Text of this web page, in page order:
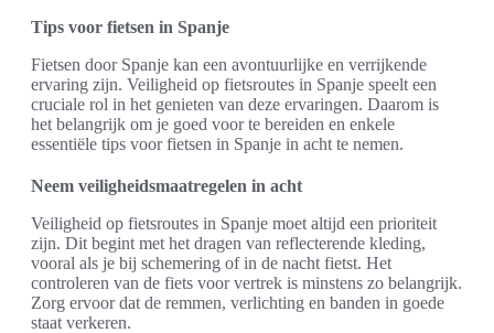
Tips voor fietsen in Spanje
Fietsen door Spanje kan een avontuurlijke en verrijkende
ervaring zijn. Veiligheid op fietsroutes in Spanje speelt een
cruciale rol in het genieten van deze ervaringen. Daarom is
het belangrijk om je goed voor te bereiden en enkele
essentiële tips voor fietsen in Spanje in acht te nemen.
Neem veiligheidsmaatregelen in acht
Veiligheid op fietsroutes in Spanje moet altijd een prioriteit
zijn. Dit begint met het dragen van reflecterende kleding,
vooral als je bij schemering of in de nacht fietst. Het
controleren van de fiets voor vertrek is minstens zo belangrijk.
Zorg ervoor dat de remmen, verlichting en banden in goede
staat verkeren.